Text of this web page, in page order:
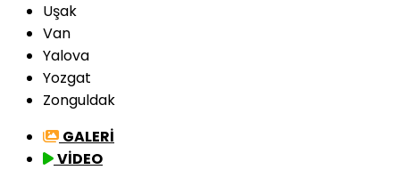
Uşak
Van
Yalova
Yozgat
Zonguldak
GALERİ
VİDEO